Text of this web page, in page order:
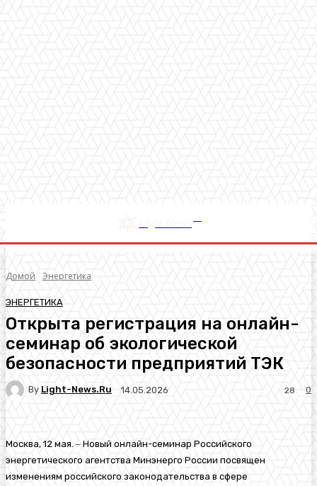
Домой Энергетика
ЭНЕРГЕТИКА
Открыта регистрация на онлайн-
семинар об экологической
безопасности предприятий ТЭК
By Light-News.ru 14.05.2026 0
28
Москва, 12 мая. ‒ Новый онлайн-семинар Российского
энергетического агентства Минэнерго России посвящен
изменениям российского законодательства в сфере